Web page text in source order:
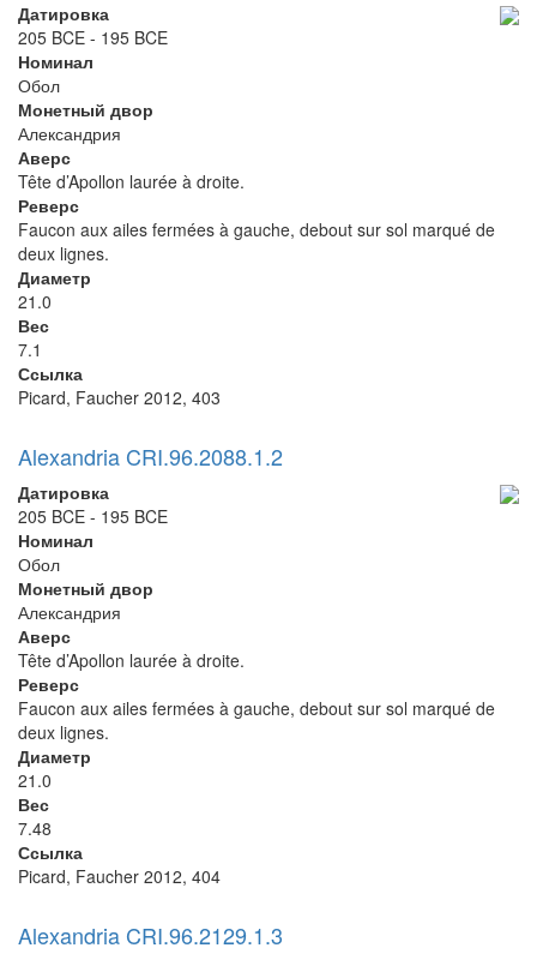
Датировка
205 BCE - 195 BCE
Номинал
Обол
Монетный двор
Александрия
Аверс
Tête d’Apollon laurée à droite.
Реверс
Faucon aux ailes fermées à gauche, debout sur sol marqué de
deux lignes.
Диаметр
21.0
Вес
7.1
Ссылка
Picard, Faucher 2012, 403
Alexandria CRI.96.2088.1.2
Датировка
205 BCE - 195 BCE
Номинал
Обол
Монетный двор
Александрия
Аверс
Tête d’Apollon laurée à droite.
Реверс
Faucon aux ailes fermées à gauche, debout sur sol marqué de
deux lignes.
Диаметр
21.0
Вес
7.48
Ссылка
Picard, Faucher 2012, 404
Alexandria CRI.96.2129.1.3